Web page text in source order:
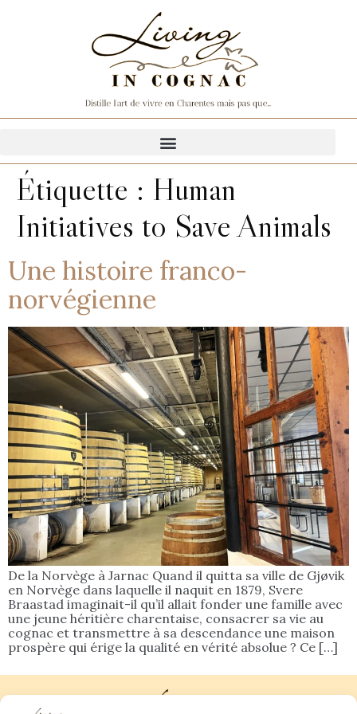
Étiquette : Human
Initiatives to Save Animals
Une histoire franco-
norvégienne
De la Norvège à Jarnac Quand il quitta sa ville de Gjøvik
en Norvège dans laquelle il naquit en 1879, Svere
Braastad imaginait-il qu’il allait fonder une famille avec
une jeune héritière charentaise, consacrer sa vie au
cognac et transmettre à sa descendance une maison
prospère qui érige la qualité en vérité absolue ? Ce […]